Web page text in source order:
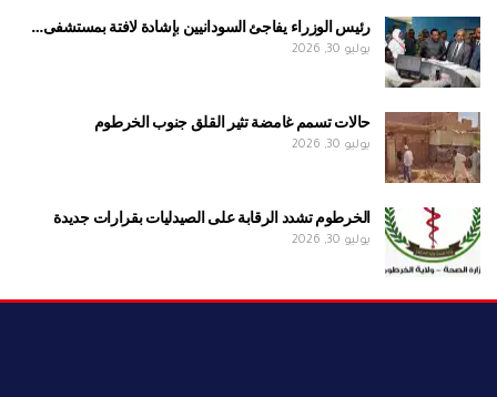
رئيس الوزراء يفاجئ السودانيين بإشادة لافتة بمستشفى…
يوليو 30, 2026
حالات تسمم غامضة تثير القلق جنوب الخرطوم
يوليو 30, 2026
الخرطوم تشدد الرقابة على الصيدليات بقرارات جديدة
يوليو 30, 2026